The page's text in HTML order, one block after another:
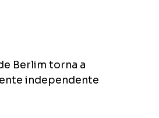
Berlim torna a
independente